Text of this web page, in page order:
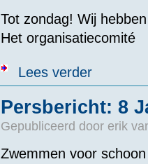
Tot zondag! Wij
Het organisatiecomité
Lees verderover
Persbericht: 8
Gepubliceerd door erik
Zwemmen voor